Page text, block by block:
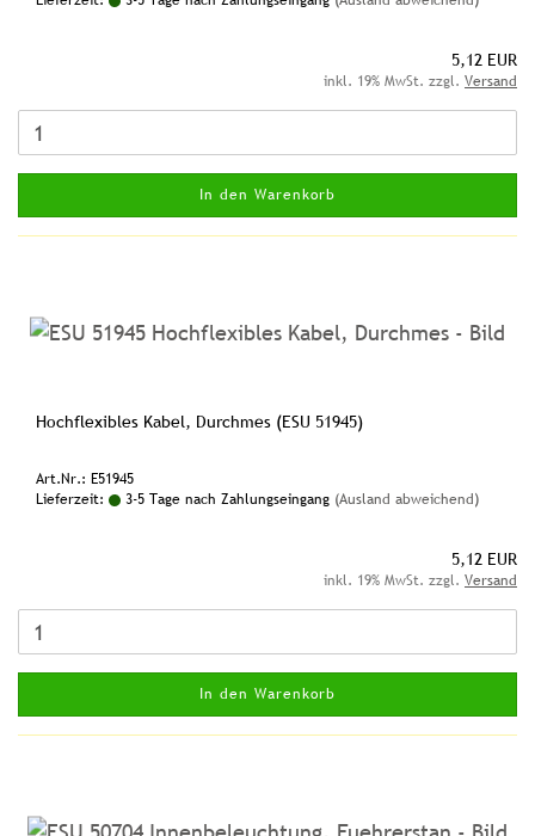
5,12 EUR
inkl. 19% MwSt. zzgl. Versand
In den Warenkorb
Hochflexibles Kabel, Durchmes (ESU 51945)
Art.Nr.: E51945
Lieferzeit:
3-5 Tage nach Zahlungseingang (Ausland abweichend)
5,12 EUR
inkl. 19% MwSt. zzgl. Versand
In den Warenkorb